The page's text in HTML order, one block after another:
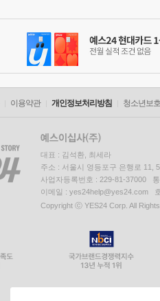
이용약관 개인정보처리방침 청소년보
대표 : 김석환, 최세라
주소 : 서울시 영등포구 은행로 11,
사업자등록번호 : 229-81-37000
이메일 : yes24help@yes24.com
Copyright ⓒ YES24 Corp. All